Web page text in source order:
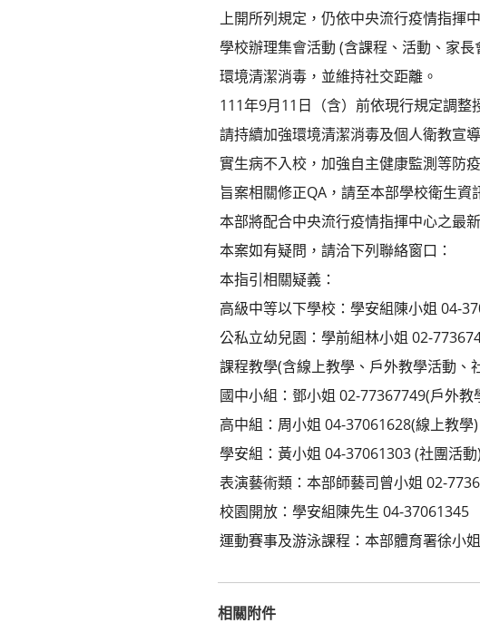
上開所列規定，仍依中央流行疫情指揮
學校辦理集會活動 (含課程、活動、家
環境清潔消毒，並維持社交距離。
111年9月11日（含）前依現行規定調整
請持續加強環境清潔消毒及個人衛教宣
實生病不入校，加強自主健康監測等防
旨案相關修正QA，請至本部學校衛生
本部將配合中央流行疫情指揮中心之最
本案如有疑問，請洽下列聯絡窗口：
本指引相關疑義：
高級中等以下學校：學安組陳小姐 04-
公私立幼兒園：學前組林小姐 02-
課程教學(含線上教學、戶外教學活動、
國中小組：鄧小姐 02-77367749(戶外教
高中組：周小姐 04-37061628(線上教
學安組：黃小姐 04-37061303 (社團活動)
表演藝術類：本部師藝司曾小姐 02-
校園開放：學安組陳先生 04-37061345
運動賽事及游泳課程：本部體育署徐小
相關附件